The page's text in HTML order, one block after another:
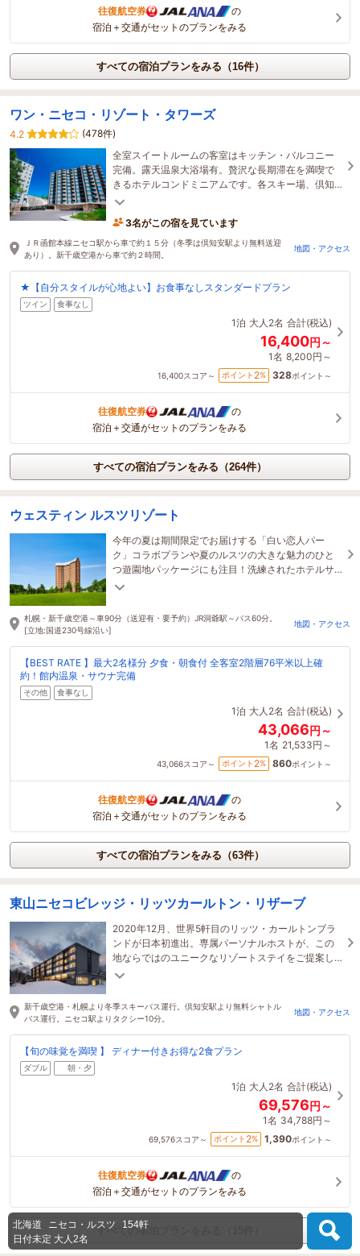
北海道 ニセコ・ルスツ
154軒
日付未定 大人2名
往復航空券
の
宿泊＋交通がセットのプランをみる
すべての宿泊プランをみる（16件）
ワン・ニセコ・リゾート・タワーズ
4.2
(478件)
全室スイートルームの客室はキッチン・バルコニー
完備。露天温泉大浴場有。贅沢な長期滞在を満喫で
きるホテルコンドミニアムです。各スキー場、倶知
安駅への無料送迎有、ワーケーションに最適！
3名がこの宿を見ています
ＪＲ函館本線ニセコ駅から車で約１５分（冬季は倶知安駅より無料送迎
あり）。新千歳空港から車で約２時間。
地図・アクセス
★【自分スタイルが心地よい】お食事なしスタンダードプラン
ツイン 食事なし
1泊 大人2名 合計(税込)
16,400円～
1名 8,200円～
16,400スコア～ ポイント 2% 328ポイント～
往復航空券
の
宿泊＋交通がセットのプランをみる
すべての宿泊プランをみる（264件）
ウェスティン ルスツリゾート
今年の夏は期間限定でお届けする「白い恋人パー
ク」コラボプランや夏のルスツの大きな魅力のひと
つ遊園地パッケージにも注目！洗練されたホテルサ
ービスを受けつつ上質なグルメや温泉サウナも満喫
札幌・新千歳空港～車90分（送迎有・要予約）JR洞爺駅～バス60分。
[立地:国道230号線沿い]
地図・アクセス
【BEST RATE 】最大2名様分 夕食・朝食付 全客室2階層76平米以上確
約！館内温泉・サウナ完備
その他 食事なし
1泊 大人2名 合計(税込)
43,066円～
1名 21,533円～
43,066スコア～ ポイント 2% 860ポイント～
往復航空券
の
宿泊＋交通がセットのプランをみる
すべての宿泊プランをみる（63件）
東山ニセコビレッジ・リッツカールトン・リザーブ
2020年12月、世界5軒目のリッツ・カールトンブラ
ンドが日本初進出。専属パーソナルホストが、この
地ならではのユニークなリゾートステイをご提案し
ます＜ニセコビレッジ・スキーリゾート直結＞
新千歳空港・札幌より冬季スキーバス運行。倶知安駅より無料シャトル
バス運行。ニセコ駅よりタクシー10分。
地図・アクセス
【旬の味覚を満喫 】 ディナー付きお得な2食プラン
ダブル 朝・夕
1泊 大人2名 合計(税込)
69,576円～
1名 34,788円～
69,576スコア～ ポイント 2% 1,390ポイント～
往復航空券
の
宿泊＋交通がセットのプランをみる
すべての宿泊プランをみる（15件）